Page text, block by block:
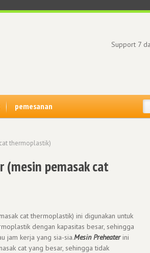
Support 7
pemesanan
thermoplastik)
(mesin pemasak cat
cat thermoplastik) ini digunakan untuk
dengan kapasitas besar, sehingga
jam kerja yang sia-sia.Mesin Preheaterini
cat yang besar, sehingga tidak